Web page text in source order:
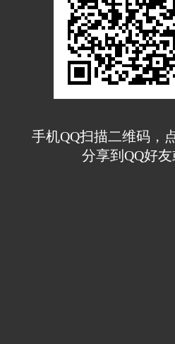
手机QQ扫描二维码，
分享到QQ好友